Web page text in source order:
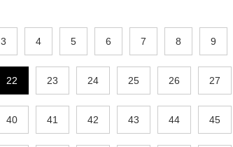
3 4 5 6 7 8 9
22 23 24 25 26 27
40 41 42 43 44 45